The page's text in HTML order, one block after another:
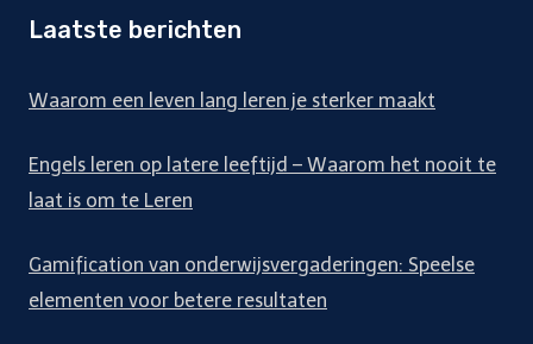
Laatste berichten
Waarom een leven lang leren je sterker maakt
Engels leren op latere leeftijd – Waarom het nooit te
laat is om te Leren
Gamification van onderwijsvergaderingen: Speelse
elementen voor betere resultaten